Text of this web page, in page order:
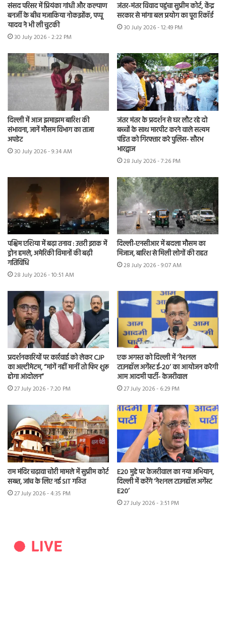
संसद परिसर में प्रियंका गांधी और कल्याण
बनर्जी के बीच मजाकिया नोकझोंक, पप्पू
यादव ने भी ली चुटकी
30 July 2026 - 2:22 PM
जंतर-मंतर विवाद पहुंचा सुप्रीम कोर्ट, केंद्र
सरकार से मांगा बल प्रयोग का पूरा रिकॉर्ड
30 July 2026 - 12:49 PM
दिल्ली में आज झमाझम बारिश की
संभावना, जानें मौसम विभाग का ताजा
अपडेट
30 July 2026 - 9:34 AM
जंतर मंतर के प्रदर्शन से घर लौट रहे दो
बच्चों के साथ मारपीट करने वाले सत्यम
पंडित को गिरफ्तार करे पुलिस- सौरभ
भारद्वाज
28 July 2026 - 7:26 PM
पश्चिम एशिया में बढ़ा तनाव : उत्तरी इराक में
ड्रोन हमले, अमेरिकी विमानों की बढ़ी
गतिविधि
28 July 2026 - 10:51 AM
दिल्ली-एनसीआर में बदला मौसम का
मिजाज, बारिश से मिली लोगों की राहत
28 July 2026 - 9:07 AM
प्रदर्शनकारियों पर कार्रवाई को लेकर CJP
का अल्टीमेटम, “मांगें नहीं मानीं तो फिर शुरू
होगा आंदोलन”
27 July 2026 - 7:20 PM
एक अगस्त को दिल्ली में ‘नेशनल
टाउनहॉल अगेंस्ट ई-20’ का आयोजन करेगी
आम आदमी पार्टी- केजरीवाल
27 July 2026 - 6:29 PM
राम मंदिर चढ़ावा चोरी मामले में सुप्रीम कोर्ट
सख्त, जांच के लिए नई SIT गठित
27 July 2026 - 4:35 PM
E20 मुद्दे पर केजरीवाल का नया अभियान,
दिल्ली में करेंगे ‘नेशनल टाउनहॉल अगेंस्ट
E20’
27 July 2026 - 3:51 PM